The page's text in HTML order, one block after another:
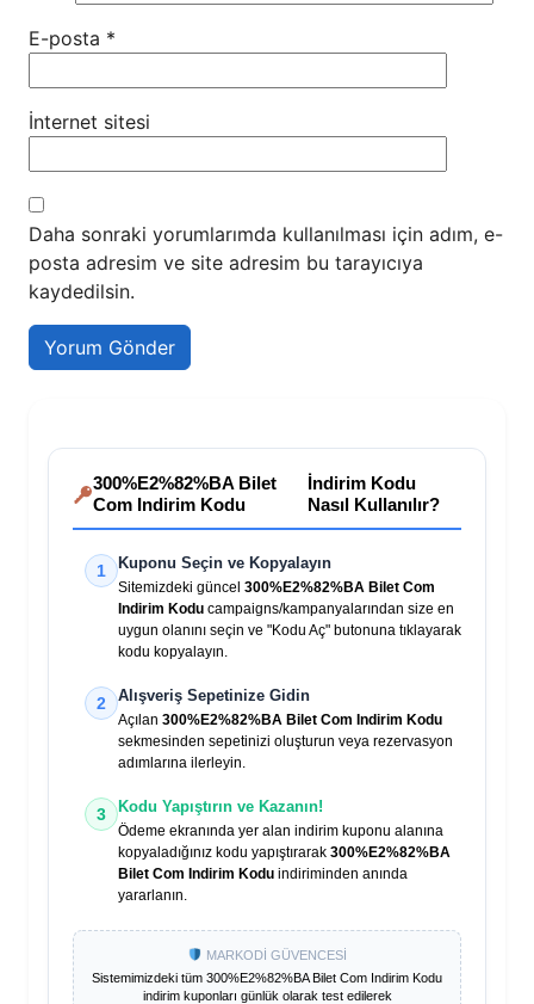
E-posta *
İnternet sitesi
Daha sonraki yorumlarımda kullanılması için adım, e-
posta adresim ve site adresim bu tarayıcıya
kaydedilsin.
300%E2%82%BA Bilet
Com Indirim Kodu
İndirim Kodu
Nasıl Kullanılır?
1 Kuponu Seçin ve Kopyalayın
Sitemizdeki güncel 300%E2%82%BA Bilet Com
Indirim Kodu campaigns/kampanyalarından size en
uygun olanını seçin ve "Kodu Aç" butonuna tıklayarak
kodu kopyalayın.
2 Alışveriş Sepetinize Gidin
Açılan 300%E2%82%BA Bilet Com Indirim Kodu
sekmesinden sepetinizi oluşturun veya rezervasyon
adımlarına ilerleyin.
3 Kodu Yapıştırın ve Kazanın!
Ödeme ekranında yer alan indirim kuponu alanına
kopyaladığınız kodu yapıştırarak 300%E2%82%BA
Bilet Com Indirim Kodu indiriminden anında
yararlanın.
MARKODİ GÜVENCESİ
Sistemimizdeki tüm 300%E2%82%BA Bilet Com Indirim Kodu
indirim kuponları günlük olarak test edilerek